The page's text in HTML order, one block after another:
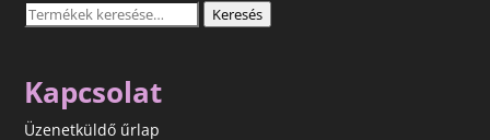
Keresés
Keresés
Kapcsolat
Üzenetküldő űrlap